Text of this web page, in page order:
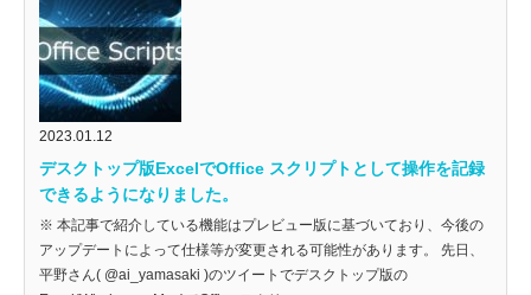
2023.01.12
デスクトップ版ExcelでOffice スクリプトとして操作を記録
できるようになりました。
※ 本記事で紹介している機能はプレビュー版に基づいており、今後の
アップデートによって仕様等が変更される可能性があります。 先日、
平野さん( @ai_yamasaki )のツイートでデスクトップ版の